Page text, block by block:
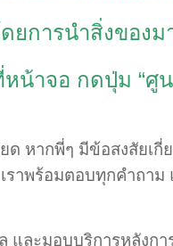
ยการนำสิ่งของ
น้าจอ กดปุ่ม “ศู
ด หากพี่ๆ มีข้อสงสัย
ราพร้อมตอบทุกคำถา
และมอบบริการหลังก